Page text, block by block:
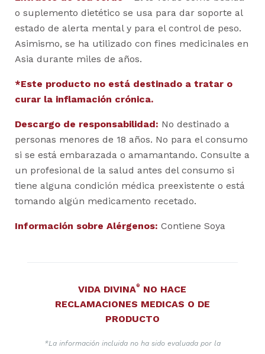
o suplemento dietético se usa para dar soporte al
estado de alerta mental y para el control de peso.
Asimismo, se ha utilizado con fines medicinales en
Asia durante miles de años.
*Este producto no está destinado a tratar o
curar la inflamación crónica.
Descargo de responsabilidad: No destinado a
personas menores de 18 años. No para el consumo
si se está embarazada o amamantando. Consulte a
un profesional de la salud antes del consumo si
tiene alguna condición médica preexistente o está
tomando algún medicamento recetado.
Información sobre Alérgenos: Contiene Soya
VIDA DIVINA®
NO HACE
RECLAMACIONES MEDICAS O DE
PRODUCTO
*La información incluida no ha sido evaluada por la